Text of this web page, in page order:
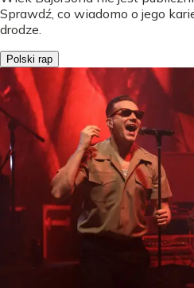
Sprawdź, co wiadomo o jego
drodze.
Polski rap